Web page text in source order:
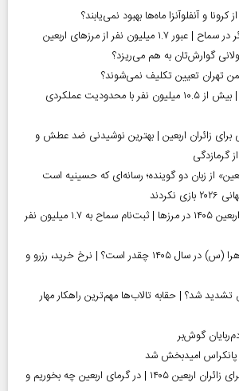
و آنفلوآنزا ماه‌ها بهبود نمی‌یابند؟
گوارش‌تان به هم می‌ریزد؟
تهران تعیین تکلیف نمی‌شوند؟
آمار معلولیت در ایران | بیش از ۱۰.۵ میلیون نفر با محدودیت عملکردی
زائران اربعین | بهترین نوشیدنی ضد عطش و
گرمازدگی
از زبان دو گوینده؛ رسانه‌ای که حسینیه است
آغاز رسمی برنامه‌های اربعین ۱۴۰۵ در مرز‌ها | ثبت‌نام سماح به ۱.۷ میلیون نفر
قیمت قبر در بهشت زهرا (س) در سال ۱۴۰۵ چقدر است؟ | نرخ خرید، رزرو و
تشدید شد؟ | حقابه تالاب‌ها مهم‌ترین راهکار مهار
گوش‌بر
امیدبخش شد
توصیه‌های تغذیه‌ای برای زائران اربعین ۱۴۰۵ | در گرمای اربعین چه بخوریم و